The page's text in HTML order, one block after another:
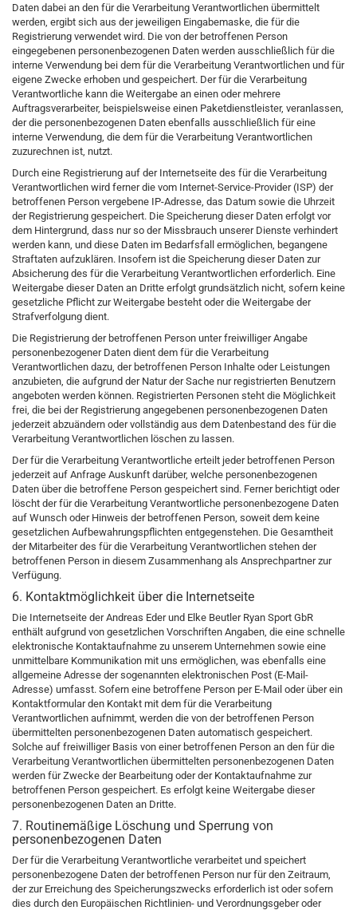
Daten dabei an den für die Verarbeitung Verantwortlichen übermittelt
werden, ergibt sich aus der jeweiligen Eingabemaske, die für die
Registrierung verwendet wird. Die von der betroffenen Person
eingegebenen personenbezogenen Daten werden ausschließlich für die
interne Verwendung bei dem für die Verarbeitung Verantwortlichen und für
eigene Zwecke erhoben und gespeichert. Der für die Verarbeitung
Verantwortliche kann die Weitergabe an einen oder mehrere
Auftragsverarbeiter, beispielsweise einen Paketdienstleister, veranlassen,
der die personenbezogenen Daten ebenfalls ausschließlich für eine
interne Verwendung, die dem für die Verarbeitung Verantwortlichen
zuzurechnen ist, nutzt.
Durch eine Registrierung auf der Internetseite des für die Verarbeitung
Verantwortlichen wird ferner die vom Internet-Service-Provider (ISP) der
betroffenen Person vergebene IP-Adresse, das Datum sowie die Uhrzeit
der Registrierung gespeichert. Die Speicherung dieser Daten erfolgt vor
dem Hintergrund, dass nur so der Missbrauch unserer Dienste verhindert
werden kann, und diese Daten im Bedarfsfall ermöglichen, begangene
Straftaten aufzuklären. Insofern ist die Speicherung dieser Daten zur
Absicherung des für die Verarbeitung Verantwortlichen erforderlich. Eine
Weitergabe dieser Daten an Dritte erfolgt grundsätzlich nicht, sofern keine
gesetzliche Pflicht zur Weitergabe besteht oder die Weitergabe der
Strafverfolgung dient.
Die Registrierung der betroffenen Person unter freiwilliger Angabe
personenbezogener Daten dient dem für die Verarbeitung
Verantwortlichen dazu, der betroffenen Person Inhalte oder Leistungen
anzubieten, die aufgrund der Natur der Sache nur registrierten Benutzern
angeboten werden können. Registrierten Personen steht die Möglichkeit
frei, die bei der Registrierung angegebenen personenbezogenen Daten
jederzeit abzuändern oder vollständig aus dem Datenbestand des für die
Verarbeitung Verantwortlichen löschen zu lassen.
Der für die Verarbeitung Verantwortliche erteilt jeder betroffenen Person
jederzeit auf Anfrage Auskunft darüber, welche personenbezogenen
Daten über die betroffene Person gespeichert sind. Ferner berichtigt oder
löscht der für die Verarbeitung Verantwortliche personenbezogene Daten
auf Wunsch oder Hinweis der betroffenen Person, soweit dem keine
gesetzlichen Aufbewahrungspflichten entgegenstehen. Die Gesamtheit
der Mitarbeiter des für die Verarbeitung Verantwortlichen stehen der
betroffenen Person in diesem Zusammenhang als Ansprechpartner zur
Verfügung.
6. Kontaktmöglichkeit über die Internetseite
Die Internetseite der Andreas Eder und Elke Beutler Ryan Sport GbR
enthält aufgrund von gesetzlichen Vorschriften Angaben, die eine schnelle
elektronische Kontaktaufnahme zu unserem Unternehmen sowie eine
unmittelbare Kommunikation mit uns ermöglichen, was ebenfalls eine
allgemeine Adresse der sogenannten elektronischen Post (E-Mail-
Adresse) umfasst. Sofern eine betroffene Person per E-Mail oder über ein
Kontaktformular den Kontakt mit dem für die Verarbeitung
Verantwortlichen aufnimmt, werden die von der betroffenen Person
übermittelten personenbezogenen Daten automatisch gespeichert.
Solche auf freiwilliger Basis von einer betroffenen Person an den für die
Verarbeitung Verantwortlichen übermittelten personenbezogenen Daten
werden für Zwecke der Bearbeitung oder der Kontaktaufnahme zur
betroffenen Person gespeichert. Es erfolgt keine Weitergabe dieser
personenbezogenen Daten an Dritte.
7. Routinemäßige Löschung und Sperrung von
personenbezogenen Daten
Der für die Verarbeitung Verantwortliche verarbeitet und speichert
personenbezogene Daten der betroffenen Person nur für den Zeitraum,
der zur Erreichung des Speicherungszwecks erforderlich ist oder sofern
dies durch den Europäischen Richtlinien- und Verordnungsgeber oder